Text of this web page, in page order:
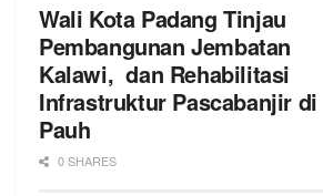
Wali Kota Padang Tinjau
Pembangunan Jembatan
Kalawi, dan Rehabilitasi
Infrastruktur Pascabanjir di
Pauh
0 SHARES